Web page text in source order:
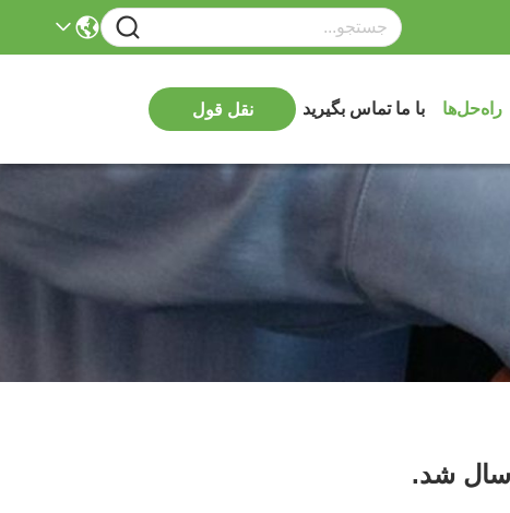
راه‌حل‌ها با ما تماس بگیرید نقل قول
شد.